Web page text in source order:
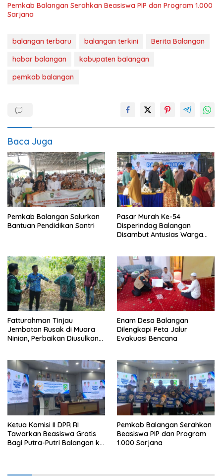
Pemkab Balangan Serahkan Beasiswa PIP dan Program 1.000
Sarjana
balangan terbaru balangan terkini
Berita Balangan
habar balangan
kabupaten balangan
pemkab balangan
Baca Juga
Pemkab Balangan Salurkan
Bantuan Pendidikan Santri
Pasar Murah Ke-54
Disperindag Balangan
Disambut Antusias Warga
Fatturahman Tinjau
Jembatan Rusak di Muara
Ninian, Perbaikan Diusulkan
Enam Desa Balangan
Dilengkapi Peta Jalur
Evakuasi Bencana
Ketua Komisi II DPR RI
Tawarkan Beasiswa Gratis
Bagi Putra-Putri Balangan ke
Pemkab Balangan Serahkan
Beasiswa PIP dan Program
1.000 Sarjana